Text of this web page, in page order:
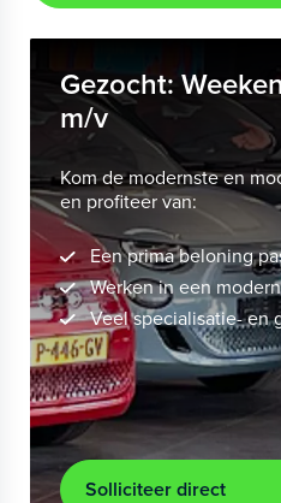
Gezocht:
m/v
Kom de modernste en
en profiteer van:
Een prima beloning
Werken in een
Veel specialisatie- en
Solliciteer direct